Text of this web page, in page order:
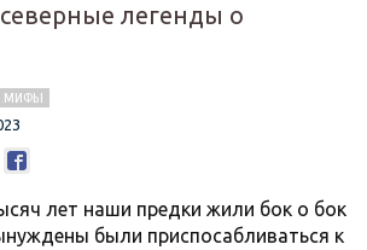
легенды о
МИФЫ
лет наши предки жили бок о бок
были приспосабливаться к